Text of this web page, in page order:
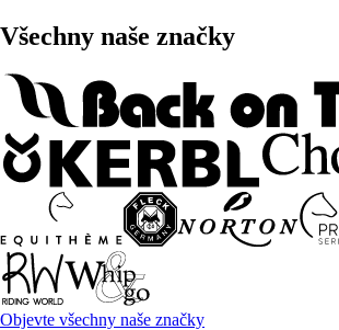
Všechny naše značky
Objevte všechny naše značky